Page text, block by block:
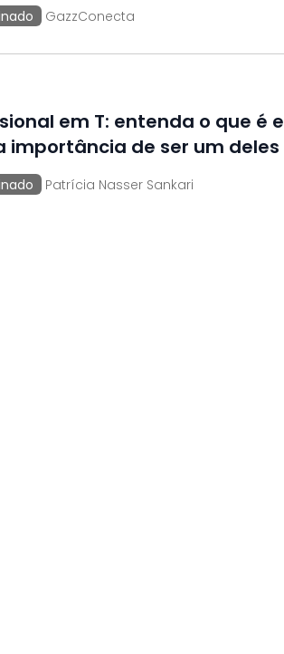
GazzConecta
em T: entenda o que é e
importância de ser um deles
Patrícia Nasser Sankari